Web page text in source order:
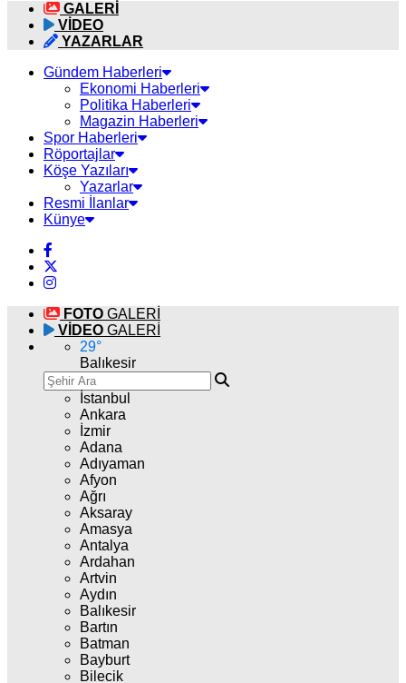
GALERİ
VİDEO
YAZARLAR
Gündem Haberleri
Ekonomi Haberleri
Politika Haberleri
Magazin Haberleri
Spor Haberleri
Röportajlar
Köşe Yazıları
Yazarlar
Resmi İlanlar
Künye
FOTO GALERİ
VİDEO GALERİ
29°
Balıkesir
İstanbul
Ankara
İzmir
Adana
Adıyaman
Afyon
Ağrı
Aksaray
Amasya
Antalya
Ardahan
Artvin
Aydın
Balıkesir
Bartın
Batman
Bayburt
Bilecik